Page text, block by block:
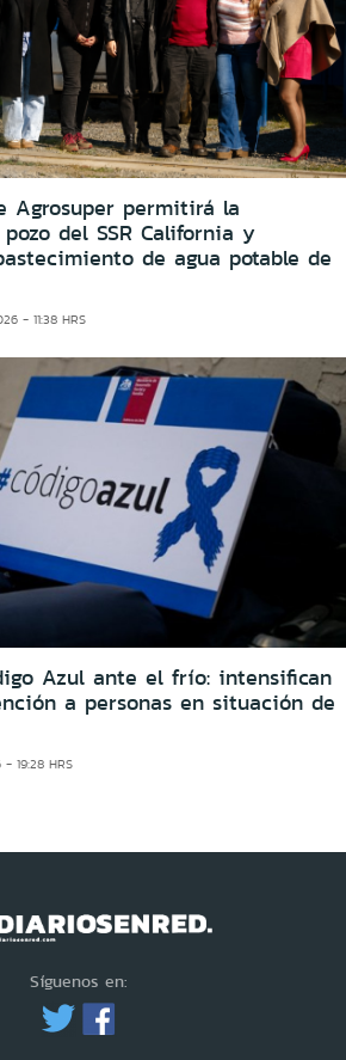
Agrosuper permitirá la
del SSR California y
de agua potable de
- 11:38 HRS
Azul ante el frío: intensifican
a personas en situación de
19:28 HRS
Síguenos en: